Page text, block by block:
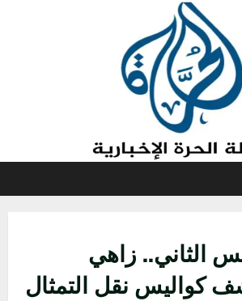
الثاني.. زاهي
كواليس نقل التمثال